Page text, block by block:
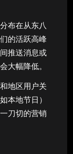
布在从东八
的活跃高峰
推送消息或
大幅降低。
地区用户关
本地节日）
刀切的营销